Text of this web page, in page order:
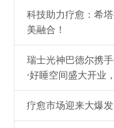
科技助力疗愈：希
美融合！
瑞士光神巴德尔携
·好睡空间盛大开业
疗愈市场迎来大爆